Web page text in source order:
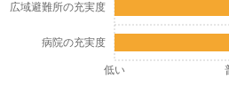
病院の充実度
広域避難所の充実度
低い